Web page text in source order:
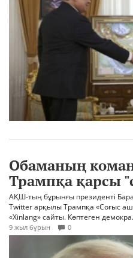
Обаманың
Трампқа қарсы
АҚШ-тың бұрынғы президенті
Twitter арқылы Трампқа «Соғыс
«Xinlang» сайты. Көптеген
9 жыл бұрын 0